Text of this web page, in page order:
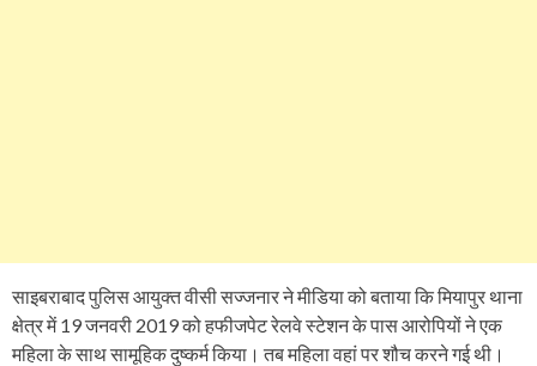
साइबराबाद पुलिस आयुक्त वीसी सज्जनार ने मीडिया को बताया कि मियापुर थाना
क्षेत्र में 19 जनवरी 2019 को हफीजपेट रेलवे स्टेशन के पास आरोपियों ने एक
महिला के साथ सामूहिक दुष्कर्म किया। तब महिला वहां पर शौच करने गई थी।